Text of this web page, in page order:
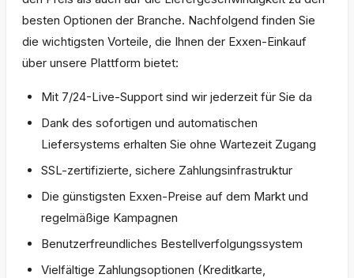
besten Optionen der Branche. Nachfolgend finden Sie
die wichtigsten Vorteile, die Ihnen der Exxen-Einkauf
über unsere Plattform bietet:
Mit 7/24-Live-Support sind wir jederzeit für Sie da
Dank des sofortigen und automatischen
Liefersystems erhalten Sie ohne Wartezeit Zugang
SSL-zertifizierte, sichere Zahlungsinfrastruktur
Die günstigsten Exxen-Preise auf dem Markt und
regelmäßige Kampagnen
Benutzerfreundliches Bestellverfolgungssystem
Vielfältige Zahlungsoptionen (Kreditkarte,